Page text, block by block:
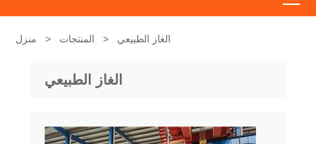
منزل > المنتجات > الغاز الطبيعي
الغاز الطبيعي